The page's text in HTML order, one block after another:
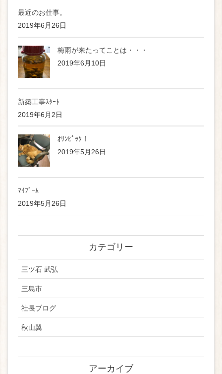
最近のお仕事。
2019年6月26日
梅雨が来たってことは・・・
2019年6月10日
新築工事ｽﾀｰﾄ
2019年6月2日
ｵﾘﾝﾋﾟｯｸ！
2019年5月26日
ﾏｲﾌﾞｰﾑ
2019年5月26日
カテゴリー
三ツ石 武弘
三島市
社長ブログ
秋山翼
アーカイブ